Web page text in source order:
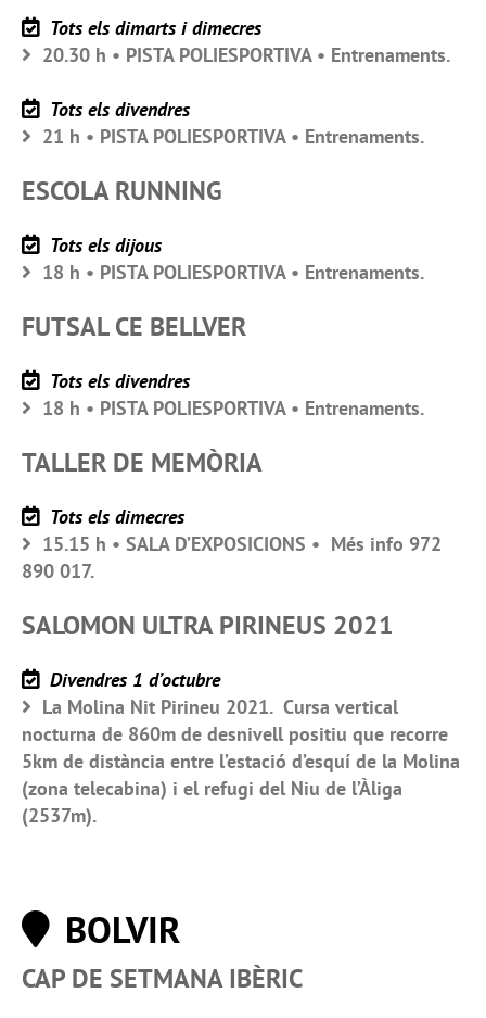
Tots els dimarts i dimecres
20.30 h • PISTA POLIESPORTIVA • Entrenaments.
Tots els divendres
21 h • PISTA POLIESPORTIVA • Entrenaments.
ESCOLA RUNNING
Tots els dijous
18 h • PISTA POLIESPORTIVA • Entrenaments.
FUTSAL CE BELLVER
Tots els divendres
18 h • PISTA POLIESPORTIVA • Entrenaments.
TALLER DE MEMÒRIA
Tots els dimecres
15.15 h • SALA D’EXPOSICIONS • Més info 972
890 017.
SALOMON ULTRA PIRINEUS 2021
Divendres 1 d’octubre
La Molina Nit Pirineu 2021. Cursa vertical
nocturna de 860m de desnivell positiu que recorre
5km de distància entre l’estació d’esquí de la Molina
(zona telecabina) i el refugi del Niu de l’Àliga
(2537m).
BOLVIR
CAP DE SETMANA IBÈRIC